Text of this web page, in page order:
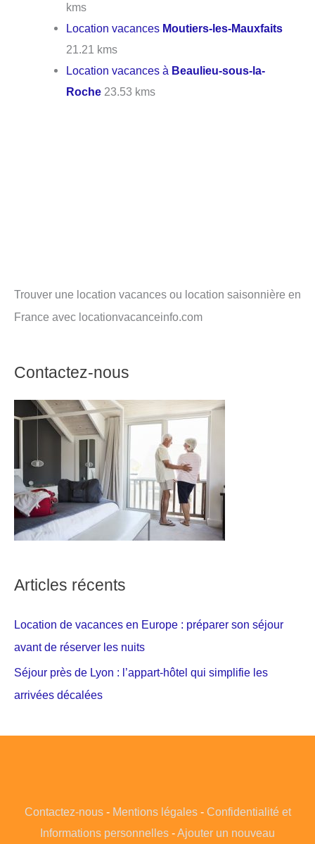
kms
Location vacances Moutiers-les-Mauxfaits
21.21 kms
Location vacances à Beaulieu-sous-la-
Roche 23.53 kms
Trouver une location vacances ou location saisonnière en
France avec locationvacanceinfo.com
Contactez-nous
Articles récents
Location de vacances en Europe : préparer son séjour
avant de réserver les nuits
Séjour près de Lyon : l’appart-hôtel qui simplifie les
arrivées décalées
Contactez-nous- Mentions légales- Confidentialité et
Informations personnelles -Ajouter un nouveau